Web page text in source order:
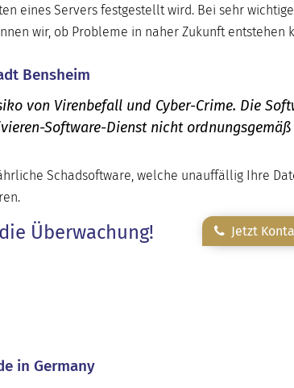
eines Servers festgestellt wird. Bei sehr
wir, ob Probleme in naher Zukunft entstehen
Bensheim
von Virenbefall und Cyber-Crime. Die
Software-Dienst nicht ordnungsgemäß
Schadsoftware, welche unauffällig Ihre
Überwachung! Jetzt
in Germany